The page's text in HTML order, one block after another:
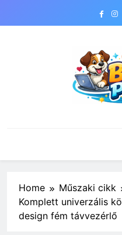
Home
Műszaki cikk
Komplett univerzális
design fém távvezérlő